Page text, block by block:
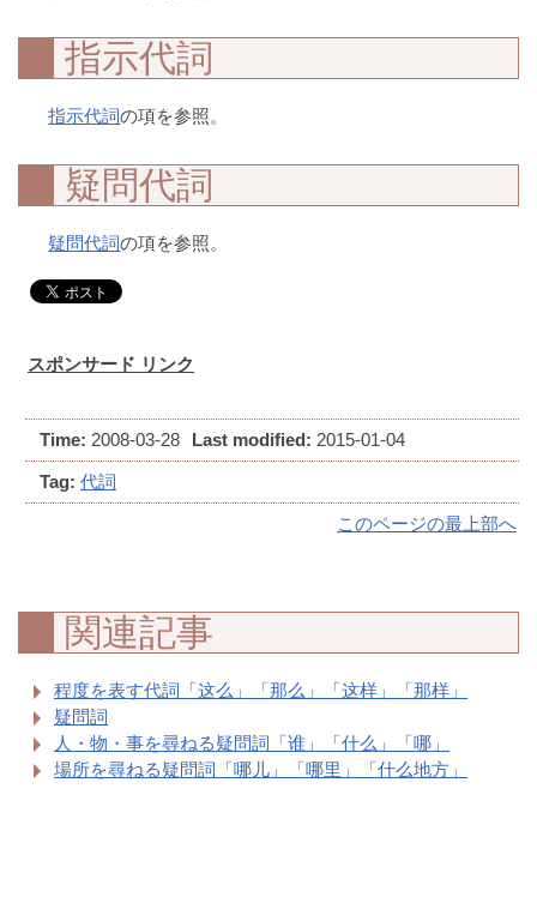
指示代詞
指示代詞の項を参照。
疑問代詞
疑問代詞の項を参照。
スポンサード リンク
Time: 2008-03-28 Last modified: 2015-01-04
Tag: 代詞
このページの最上部へ
関連記事
程度を表す代詞「这么」「那么」「这样」「那样」
疑問詞
人・物・事を尋ねる疑問詞「谁」「什么」「哪」
場所を尋ねる疑問詞「哪儿」「哪里」「什么地方」